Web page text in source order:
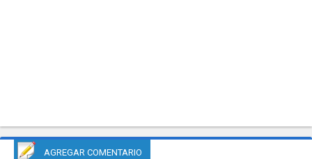
AGREGAR COMENTARIO